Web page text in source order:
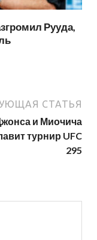
Рууда,
СТАТЬЯ
и Миочича
турнир UFC
295